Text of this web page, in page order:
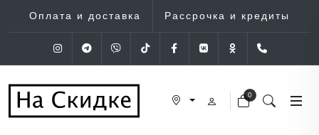
Оплата и доставка Рассрочка и кредиты
InstagramTelegram
Viber Tik-Tok Facebook
VK OK
0